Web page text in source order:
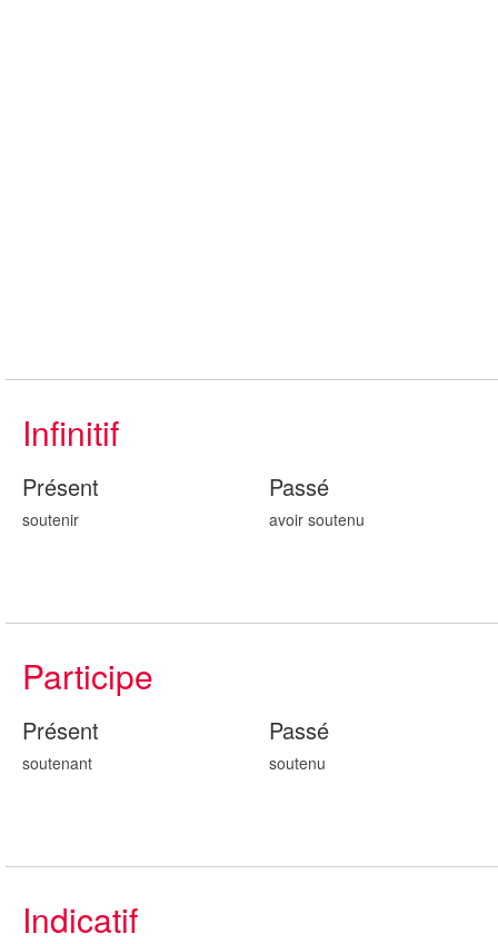
Infinitif
Présent
soutenir
Passé
avoir soutenu
Participe
Présent
soutenant
Passé
soutenu
Indicatif